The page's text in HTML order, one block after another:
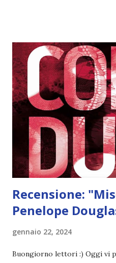
mix di egoismo e crudeltà.
di niente e di nessuno. Krisjen
contempo ne è attratta e
quanto di più diverso ci sia da
perbene e di buona famiglia,
regole, mai a infrangerle.
suggerisca che quei cinque
non riesce davvero a
Recensione:
Penelope
gennaio 22, 2024
Buongiorno lettori :) Oggi vi